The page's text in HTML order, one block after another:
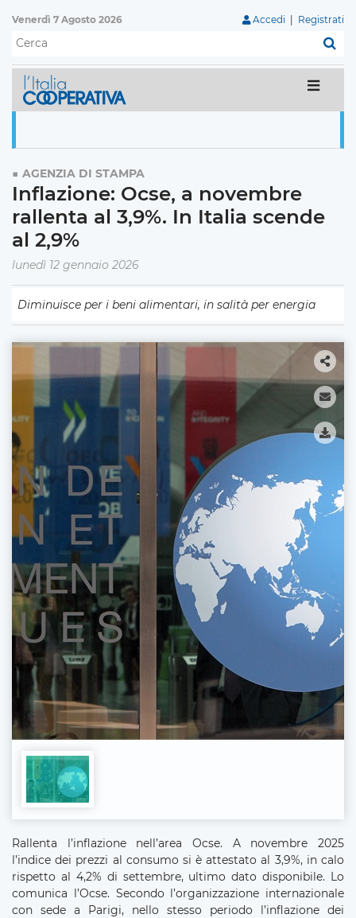
Venerdì 7 Agosto 2026 Accedi Registrati
AGENZIA DI STAMPA
Inflazione: Ocse, a novembre
rallenta al 3,9%. In Italia scende
al 2,9%
lunedì 12 gennaio 2026
Diminuisce per i beni alimentari, in salità per energia
Rallenta l’inflazione nell’area Ocse. A novembre 2025
l’indice dei prezzi al consumo si è attestato al 3,9%, in calo
rispetto al 4,2% di settembre, ultimo dato disponibile. Lo
comunica l’Ocse. Secondo l’organizzazione internazionale
con sede a Parigi, nello stesso periodo l’inflazione dei